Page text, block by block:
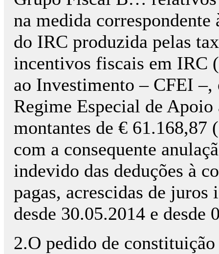
na medida correspondente
do IRC produzida pelas
incentivos fiscais em IRC
ao Investimento – CFEI
Regime Especial de
montantes de € 61.168,87
com a consequente
indevido das deduções à
pagas, acrescidas de
desde 30.05.2014 e desde
2.O pedido de